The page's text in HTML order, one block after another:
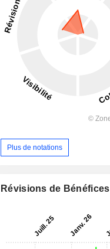
188 Md
Plus de notations
Révisions de Bénéfices